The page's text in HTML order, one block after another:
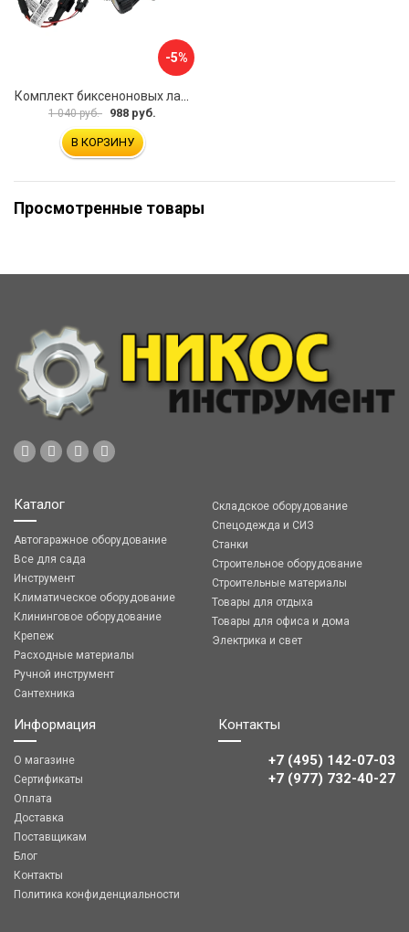
-5%
1 040 руб. 988 руб.
В КОРЗИНУ
Просмотренные товары
Каталог
Автогаражное оборудование
Все для сада
Инструмент
Климатическое оборудование
Клининговое оборудование
Крепеж
Расходные материалы
Ручной инструмент
Сантехника
Складское оборудование
Спецодежда и СИЗ
Станки
Строительное оборудование
Строительные материалы
Товары для отдыха
Товары для офиса и дома
Электрика и свет
Информация
О магазине
Сертификаты
Оплата
Доставка
Поставщикам
Блог
Контакты
Политика конфиденциальности
Контакты
+7 (495) 142-07-03
‎‎+7 (977) 732-40-27